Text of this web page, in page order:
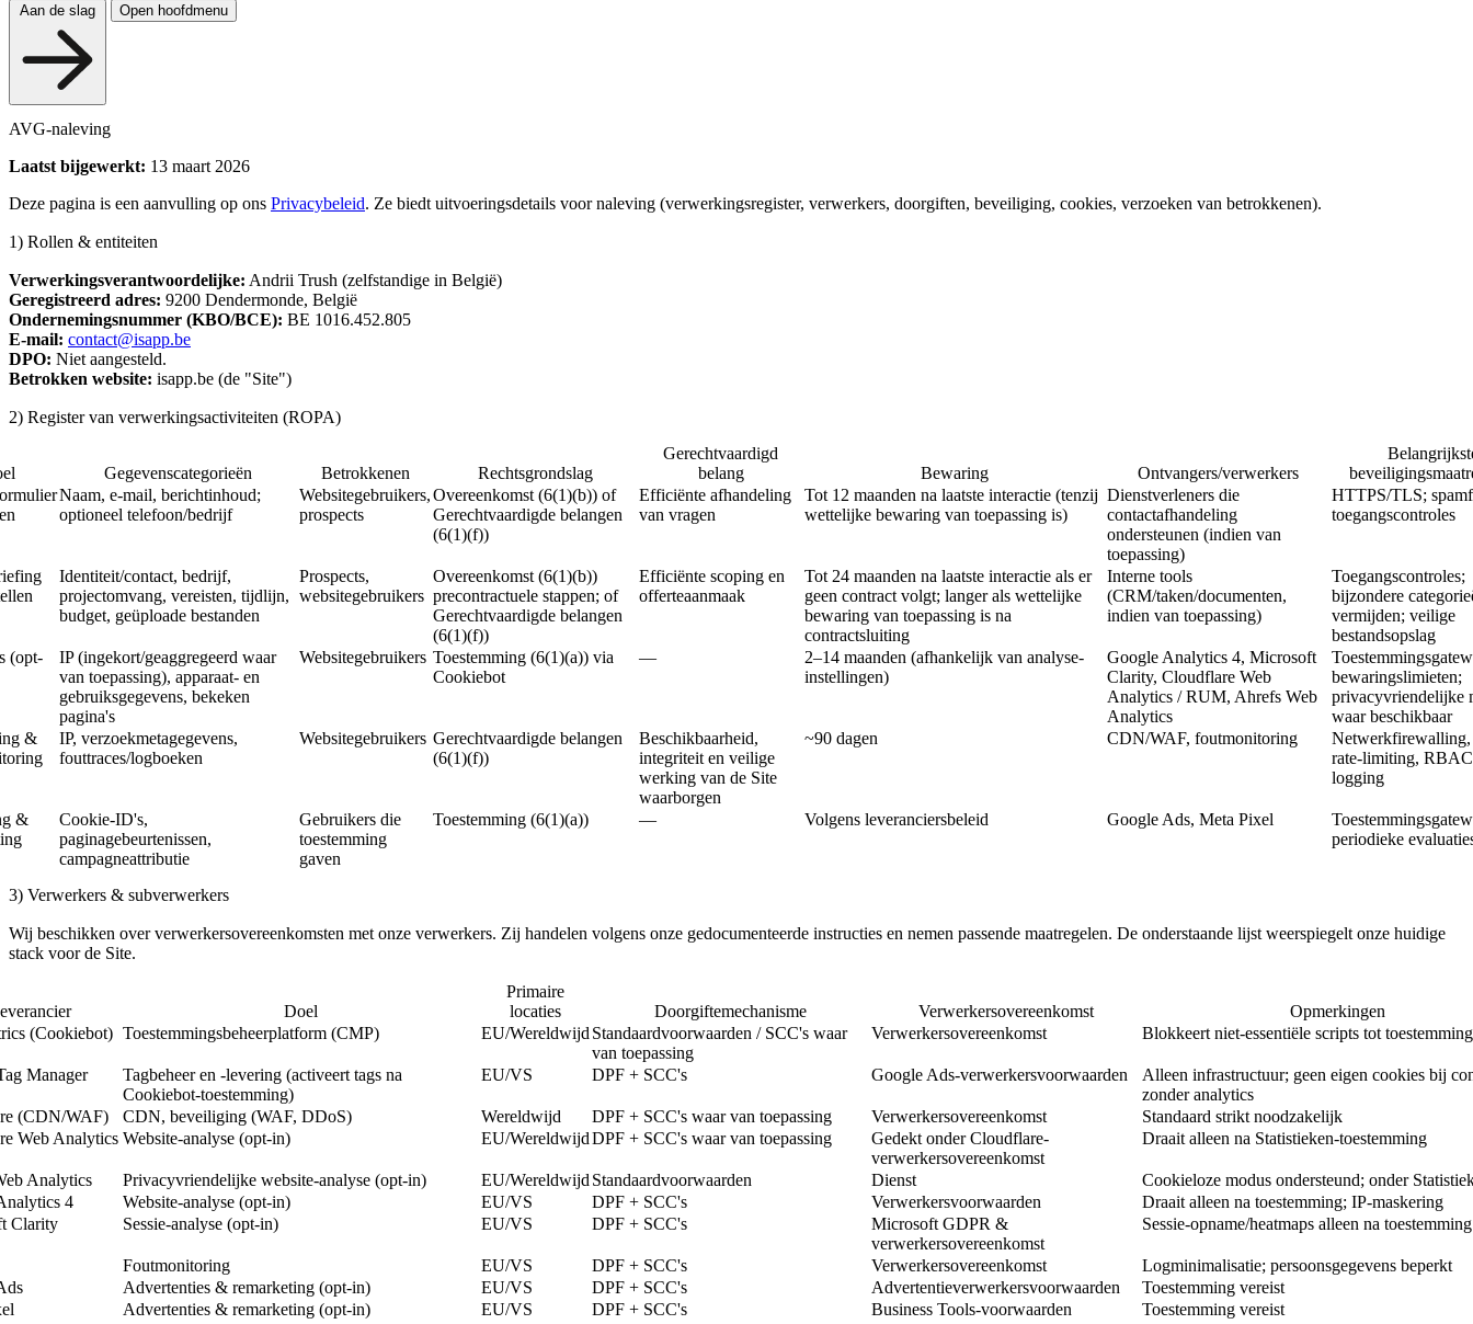
Aan de slag Open hoofdmenu
AVG-naleving
Laatst bijgewerkt: 13 maart 2026
Deze pagina is een aanvulling op ons Privacybeleid. Ze biedt uitvoeringsdetails voor naleving (verwerkingsregister, verwerkers, doorgiften, beveiliging, cookies, verzoeken van betrokkenen).
1) Rollen & entiteiten
Verwerkingsverantwoordelijke: Andrii Trush (zelfstandige in België)
Geregistreerd adres: 9200 Dendermonde, België
Ondernemingsnummer (KBO/BCE): BE 1016.452.805
E-mail: contact@isapp.be
DPO: Niet aangesteld.
Betrokken website: isapp.be (de "Site")
2) Register van verwerkingsactiviteiten (ROPA)
Gegevenscategorieën Betrokkenen Rechtsgrondslag
Gerechtvaardigd
belang
Bewaring Ontvangers/verwerkers
Naam, e-mail, berichtinhoud;
optioneel telefoon/bedrijf
Websitegebruikers,
prospects
Overeenkomst (6(1)(b)) of
Gerechtvaardigde belangen
(6(1)(f))
Efficiënte afhandeling
van vragen
Tot 12 maanden na laatste interactie (tenzij
wettelijke bewaring van toepassing is)
Dienstverleners die
contactafhandeling
ondersteunen (indien van
toepassing)
HTTPS/TLS;
toegangscontroles
Identiteit/contact, bedrijf,
projectomvang, vereisten, tijdlijn,
budget, geüploade bestanden
Prospects,
websitegebruikers
Overeenkomst (6(1)(b))
precontractuele stappen; of
Gerechtvaardigde belangen
(6(1)(f))
Efficiënte scoping en
offerteaanmaak
Tot 24 maanden na laatste interactie als er
geen contract volgt; langer als wettelijke
bewaring van toepassing is na
contractsluiting
Interne tools
(CRM/taken/documenten,
indien van toepassing)
Toegangscontroles;
bijzondere
vermijden; veilige
bestandsopslag
(opt-
IP (ingekort/geaggregeerd waar
van toepassing), apparaat- en
gebruiksgegevens, bekeken
pagina's
Websitegebruikers Toestemming (6(1)(a)) via
Cookiebot
—
2–14 maanden (afhankelijk van analyse-
instellingen)
Google Analytics 4, Microsoft
Clarity, Cloudflare Web
Analytics / RUM, Ahrefs Web
Analytics
bewaringslimieten;
privacyvriendelijke
waar beschikbaar
&
IP, verzoekmetagegevens,
fouttraces/logboeken
Websitegebruikers Gerechtvaardigde belangen
(6(1)(f))
Beschikbaarheid,
integriteit en veilige
werking van de Site
waarborgen
~90 dagen CDN/WAF, foutmonitoring
rate-limiting,
logging
&
Cookie-ID's,
paginagebeurtenissen,
campagneattributie
Gebruikers die
toestemming
gaven
Toestemming (6(1)(a)) — Volgens leveranciersbeleid Google Ads, Meta Pixel
periodieke
3) Verwerkers & subverwerkers
Wij beschikken over verwerkersovereenkomsten met onze verwerkers. Zij handelen volgens onze gedocumenteerde instructies en nemen passende maatregelen. De onderstaande lijst weerspiegelt onze huidige
stack voor de Site.
Doel
Primaire
locaties
Doorgiftemechanisme Verwerkersovereenkomst
Opmerkingen
(Cookiebot) Toestemmingsbeheerplatform (CMP) EU/WereldwijdStandaardvoorwaarden / SCC's waar
van toepassing
Verwerkersovereenkomst Blokkeert niet-essentiële scripts tot toestemming
Manager
Tagbeheer en -levering (activeert tags na
Cookiebot-toestemming)
EU/VS DPF + SCC's Google Ads-verwerkersvoorwaarden
Alleen infrastructuur; geen eigen cookies bij
zonder analytics
(CDN/WAF)
CDN, beveiliging (WAF, DDoS) Wereldwijd DPF + SCC's waar van toepassing Verwerkersovereenkomst
Standaard strikt noodzakelijk
Web Analytics Website-analyse (opt-in) EU/WereldwijdDPF + SCC's waar van toepassing
Gedekt onder Cloudflare-
verwerkersovereenkomst
Draait alleen na Statistieken-toestemming
Analytics Privacyvriendelijke website-analyse (opt-in) EU/WereldwijdStandaardvoorwaarden Dienst
Cookieloze modus ondersteund; onder
4
Website-analyse (opt-in) EU/VS DPF + SCC's Verwerkersvoorwaarden
Draait alleen na toestemming; IP-maskering
Clarity
Sessie-analyse (opt-in) EU/VS DPF + SCC's
Microsoft GDPR &
verwerkersovereenkomst
Sessie-opname/heatmaps alleen na toestemming
Foutmonitoring EU/VS DPF + SCC's Verwerkersovereenkomst
Logminimalisatie; persoonsgegevens beperkt
Advertenties & remarketing (opt-in) EU/VS DPF + SCC's Advertentieverwerkersvoorwaarden
Toestemming vereist
Advertenties & remarketing (opt-in) EU/VS DPF + SCC's Business Tools-voorwaarden
Toestemming vereist